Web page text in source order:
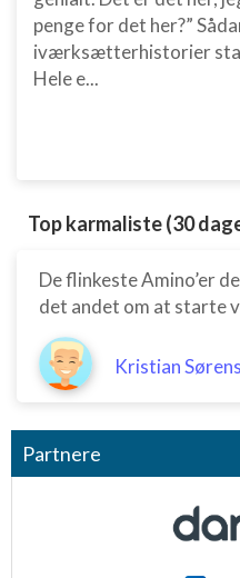
penge for det her?”
iværksætterhistorier
Hele e...
Top karmaliste (30
De flinkeste Amino’er
det andet om at starte
Kristian
Partnere